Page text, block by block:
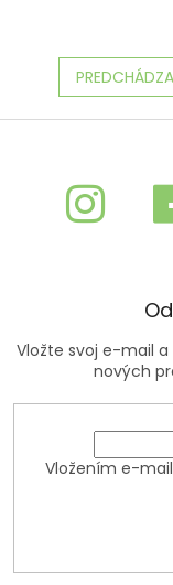
Z
Vložte svoj e-mail
nových
Vložením e-